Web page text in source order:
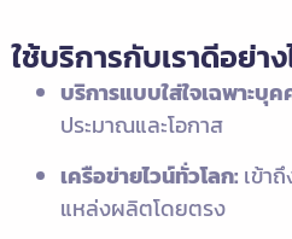
ใช้บริการกับเราดีอย่าง
บริการแบบใส่ใจเฉพาะบุค
ประมาณและโอกาส
เครือข่ายไวน์ทั่วโลก: เข้า
แหล่งผลิตโดยตรง